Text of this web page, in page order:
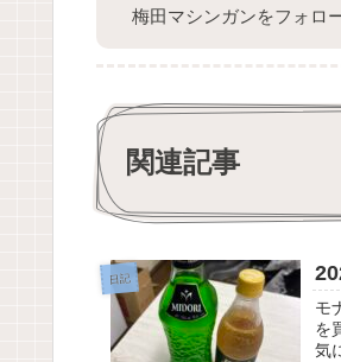
梅田マシンガンをフォロ
関連記事
日記
モ
を
気